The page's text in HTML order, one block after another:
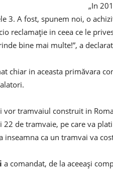
„In
3. A fost, spunem noi, o
reclamație in ceea ce le
bine mai multe!”, a
chiar in aceasta primăvara
vor tramvaiul construit in
22 de tramvaie, pe care va
inseamna ca un tramvai va
a comandat, de la aceeași